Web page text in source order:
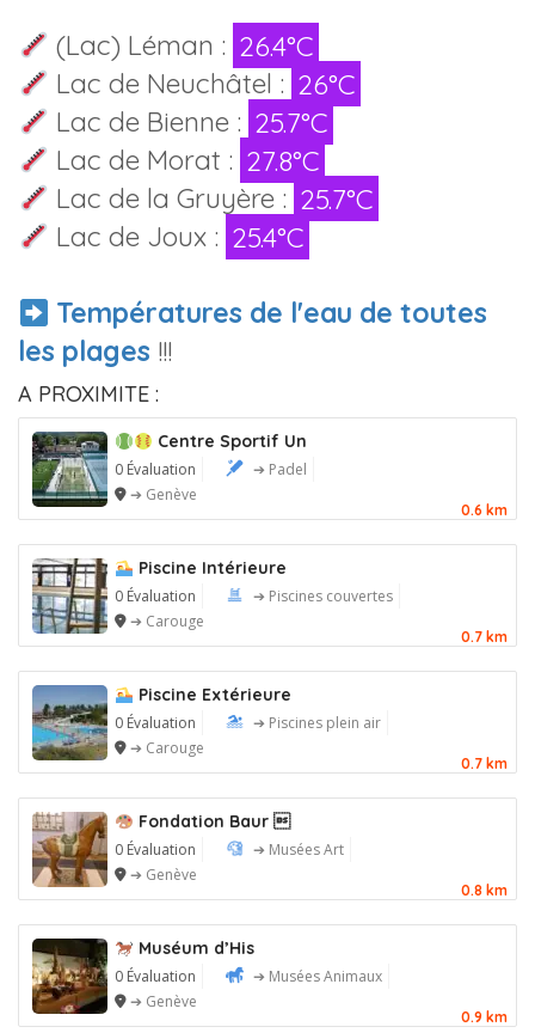
(Lac) Léman : 26.4°C
Lac de Neuchâtel : 26°C
Lac de Bienne : 25.7°C
Lac de Morat : 27.8°C
Lac de la Gruyère : 25.7°C
Lac de Joux : 25.4°C
Températures de l'eau de toutes
les plages !!!
A PROXIMITE :
Centre Sportif Un
0 Évaluation
➔ Padel
➔ Genève
0.6 km
Piscine Intérieure
0 Évaluation
➔ Piscines couvertes
➔ Carouge
0.7 km
Piscine Extérieure
0 Évaluation
➔ Piscines plein air
➔ Carouge
0.7 km
Fondation Baur 
0 Évaluation
➔ Musées Art
➔ Genève
0.8 km
Muséum d’His
0 Évaluation
➔ Musées Animaux
➔ Genève
0.9 km